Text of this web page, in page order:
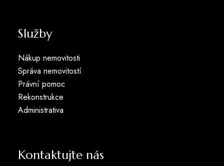
Služby
Nákup nemovitosti
Správa nemovitostí
Právní pomoc
Rekonstrukce
Administrativa
Kontaktujte nás